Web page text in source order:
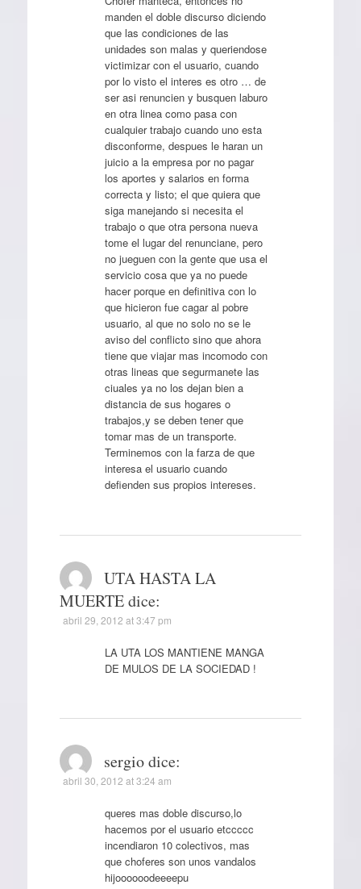
manden el doble discurso diciendo
que las condiciones de las
unidades son malas y queriendose
victimizar con el usuario, cuando
por lo visto el interes es otro … de
ser asi renuncien y busquen laburo
en otra linea como pasa con
cualquier trabajo cuando uno esta
disconforme, despues le haran un
juicio a la empresa por no pagar
los aportes y salarios en forma
correcta y listo; el que quiera que
siga manejando si necesita el
trabajo o que otra persona nueva
tome el lugar del renunciane, pero
no jueguen con la gente que usa el
servicio cosa que ya no puede
hacer porque en definitiva con lo
que hicieron fue cagar al pobre
usuario, al que no solo no se le
aviso del conflicto sino que ahora
tiene que viajar mas incomodo con
otras lineas que segurmanete las
ciuales ya no los dejan bien a
distancia de sus hogares o
trabajos,y se deben tener que
tomar mas de un transporte.
Terminemos con la farza de que
interesa el usuario cuando
defienden sus propios intereses.
UTA HASTA LA
MUERTE dice:
abril 29, 2012 at 3:47 pm
LA UTA LOS MANTIENE MANGA
DE MULOS DE LA SOCIEDAD !
sergio dice:
abril 30, 2012 at 3:24 am
queres mas doble discurso,lo
hacemos por el usuario etccccc
incendiaron 10 colectivos, mas
que choferes son unos vandalos
hijoooooodeeeepu